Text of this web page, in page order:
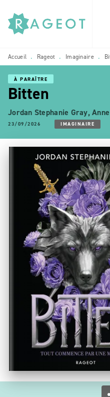
MENU RECHERCHE
PIED DE PAGE
Accueil • Rageot • Imaginaire •
À PARAÎTRE
Bitten
Jordan Stephanie Gray,
23/09/2026 IMAGINAIRE